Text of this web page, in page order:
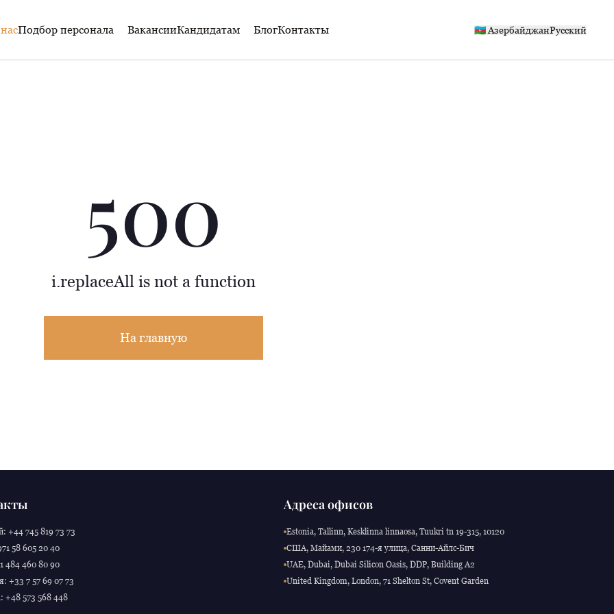
Подбор персонала ВакансииКандидатам БлогКонтакты 🇦🇿 АзербайджанРусский
500
i.replaceAll is not a function
На главную
+44 745 819 73 73
58 605 20 40
484 460 80 90
+33 7 57 69 07 73
+48 573 568 448
Адреса офисов
Estonia, Tallinn, Kesklinna linnaosa, Tuukri tn 19-315, 10120
США, Майами, 230 174-я улица, Санни-Айлс-Бич
UAE, Dubai, Dubai Silicon Oasis, DDP, Building A2
United Kingdom, London, 71 Shelton St, Covent Garden